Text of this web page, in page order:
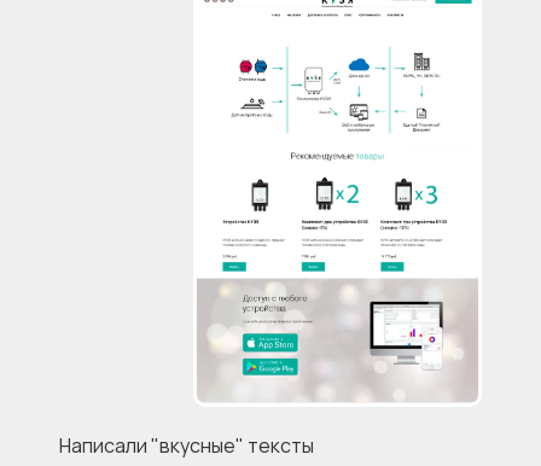
Написали "вкусные" тексты